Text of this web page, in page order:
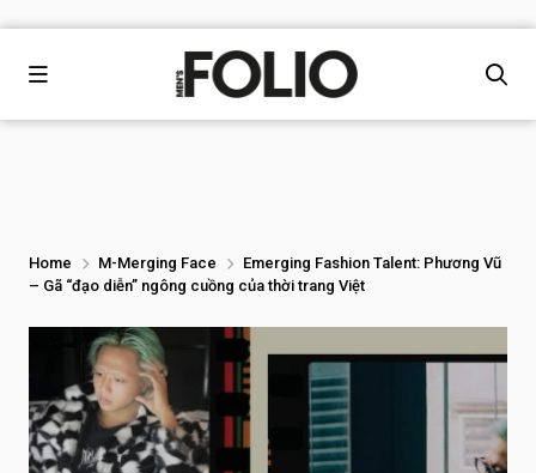
Home M-Merging Face
Emerging Fashion Talent: Phương Vũ
– Gã “đạo diễn” ngông cuồng của thời trang Việt